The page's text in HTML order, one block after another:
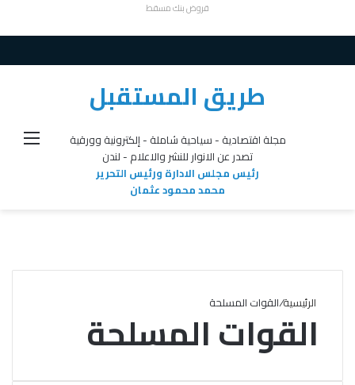
قروض بنك مسقط
طريق المستقبل
مجلة اقتصادية - سياحية شاملة - إلكترونية وورقية
تصدر عن الانوار للنشر والاعلام - لندن
رئيس مجلس الادارة ورئيس التحرير
محمد محمود عثمان
الرئيسية/القوات المسلحة
القوات المسلحة